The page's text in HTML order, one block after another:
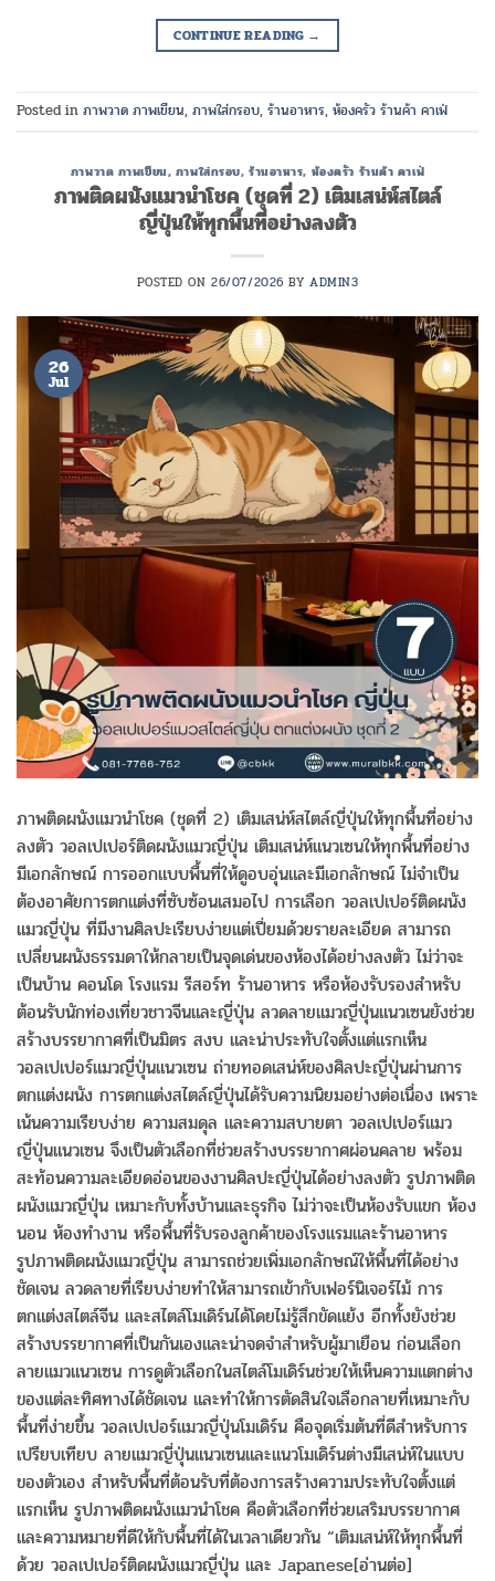
CONTINUE READING →
Posted in ภาพวาด ภาพเขียน, ภาพใส่กรอบ, ร้านอาหาร, ห้องครัว ร้านค้า คาเฟ่
ภาพวาด ภาพเขียน, ภาพใส่กรอบ, ร้านอาหาร, ห้องครัว ร้านค้า คาเฟ่
ภาพติดผนังแมวนำโชค (ชุดที่ 2) เติมเสน่ห์สไตล์
ญี่ปุ่นให้ทุกพื้นที่อย่างลงตัว
POSTED ON26/07/2026 BYADMIN3
26
Jul
ภาพติดผนังแมวนำโชค (ชุดที่ 2) เติมเสน่ห์สไตล์ญี่ปุ่นให้ทุกพื้นที่อย่าง
ลงตัว วอลเปเปอร์ติดผนังแมวญี่ปุ่น เติมเสน่ห์แนวเซนให้ทุกพื้นที่อย่าง
มีเอกลักษณ์ การออกแบบพื้นที่ให้ดูอบอุ่นและมีเอกลักษณ์ ไม่จำเป็น
ต้องอาศัยการตกแต่งที่ซับซ้อนเสมอไป การเลือก วอลเปเปอร์ติดผนัง
แมวญี่ปุ่น ที่มีงานศิลปะเรียบง่ายแต่เปี่ยมด้วยรายละเอียด สามารถ
เปลี่ยนผนังธรรมดาให้กลายเป็นจุดเด่นของห้องได้อย่างลงตัว ไม่ว่าจะ
เป็นบ้าน คอนโด โรงแรม รีสอร์ท ร้านอาหาร หรือห้องรับรองสำหรับ
ต้อนรับนักท่องเที่ยวชาวจีนและญี่ปุ่น ลวดลายแมวญี่ปุ่นแนวเซนยังช่วย
สร้างบรรยากาศที่เป็นมิตร สงบ และน่าประทับใจตั้งแต่แรกเห็น
วอลเปเปอร์แมวญี่ปุ่นแนวเซน ถ่ายทอดเสน่ห์ของศิลปะญี่ปุ่นผ่านการ
ตกแต่งผนัง การตกแต่งสไตล์ญี่ปุ่นได้รับความนิยมอย่างต่อเนื่อง เพราะ
เน้นความเรียบง่าย ความสมดุล และความสบายตา วอลเปเปอร์แมว
ญี่ปุ่นแนวเซน จึงเป็นตัวเลือกที่ช่วยสร้างบรรยากาศผ่อนคลาย พร้อม
สะท้อนความละเอียดอ่อนของงานศิลปะญี่ปุ่นได้อย่างลงตัว รูปภาพติด
ผนังแมวญี่ปุ่น เหมาะกับทั้งบ้านและธุรกิจ ไม่ว่าจะเป็นห้องรับแขก ห้อง
นอน ห้องทำงาน หรือพื้นที่รับรองลูกค้าของโรงแรมและร้านอาหาร
รูปภาพติดผนังแมวญี่ปุ่น สามารถช่วยเพิ่มเอกลักษณ์ให้พื้นที่ได้อย่าง
ชัดเจน ลวดลายที่เรียบง่ายทำให้สามารถเข้ากับเฟอร์นิเจอร์ไม้ การ
ตกแต่งสไตล์จีน และสไตล์โมเดิร์นได้โดยไม่รู้สึกขัดแย้ง อีกทั้งยังช่วย
สร้างบรรยากาศที่เป็นกันเองและน่าจดจำสำหรับผู้มาเยือน ก่อนเลือก
ลายแมวแนวเซน การดูตัวเลือกในสไตล์โมเดิร์นช่วยให้เห็นความแตกต่าง
ของแต่ละทิศทางได้ชัดเจน และทำให้การตัดสินใจเลือกลายที่เหมาะกับ
พื้นที่ง่ายขึ้น วอลเปเปอร์แมวญี่ปุ่นโมเดิร์น คือจุดเริ่มต้นที่ดีสำหรับการ
เปรียบเทียบ ลายแมวญี่ปุ่นแนวเซนและแนวโมเดิร์นต่างมีเสน่ห์ในแบบ
ของตัวเอง สำหรับพื้นที่ต้อนรับที่ต้องการสร้างความประทับใจตั้งแต่
แรกเห็น รูปภาพติดผนังแมวนำโชค คือตัวเลือกที่ช่วยเสริมบรรยากาศ
และความหมายที่ดีให้กับพื้นที่ได้ในเวลาเดียวกัน “เติมเสน่ห์ให้ทุกพื้นที่
ด้วย วอลเปเปอร์ติดผนังแมวญี่ปุ่น และ Japanese[อ่านต่อ]